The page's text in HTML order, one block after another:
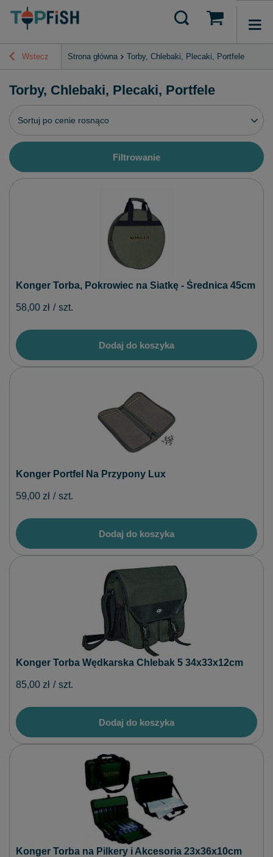
Wstecz Strona główna Torby, Chlebaki, Plecaki, Portfele
Torby, Chlebaki, Plecaki, Portfele
Zmień sortowanie
Sortuj po cenie rosnąco
Filtrowanie
Konger Torba, Pokrowiec na Siatkę - Średnica 45cm
58,00 zł / szt.
Dodaj do koszyka
Konger Portfel Na Przypony Lux
59,00 zł / szt.
Dodaj do koszyka
Konger Torba Wędkarska Chlebak 5 34x33x12cm
85,00 zł / szt.
Dodaj do koszyka
Konger Torba na Pilkery i Akcesoria 23x36x10cm